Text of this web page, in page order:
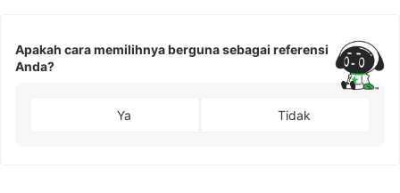
Apakah cara memilihnya berguna sebagai referensi
Anda?
Ya Tidak